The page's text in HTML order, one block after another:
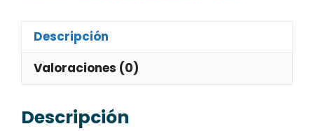
Descripción
Valoraciones (0)
Descripción